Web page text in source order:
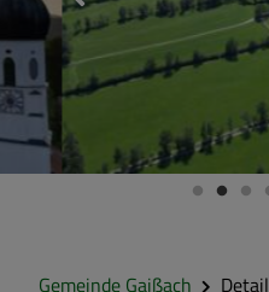
Gemeinde Gaißach Detail